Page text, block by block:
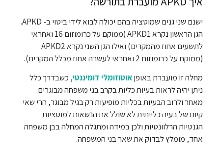
ישנם שני גנים שמוטציה בהם יכולה לבוא לידי ביטוי ב- APKD.
הגן הראשון נקרא APKD1 (ממוקם על כרומוזום 16 ואחראי
לתשעים אחוז מהמקרים) ואילו הגן השני נקרא APKD2
(ממוקם על כרומוזום 2 ואחראי לעשרה אחוז מכלל המקרים).
מחלה זו מועברת באופןאוטוזומלי דומיננטי, כשבדרך כלל
ניתן יהיה לראות בעיות כליות בקרב בני משפחה מבוגרים.
מאחר ולרוב הבעיות בכליות מופיעות רק בגיל מבוגר, הרי שאי
קיום של בעיה כלייתית לא שולל את הנשאות למוטציות
הגנטיות הרלוונטיות ולכן במידה ומתגלה המחלה בבן משפחה
אחד, מומלץ לבדוק את שאר בני המשפחה.